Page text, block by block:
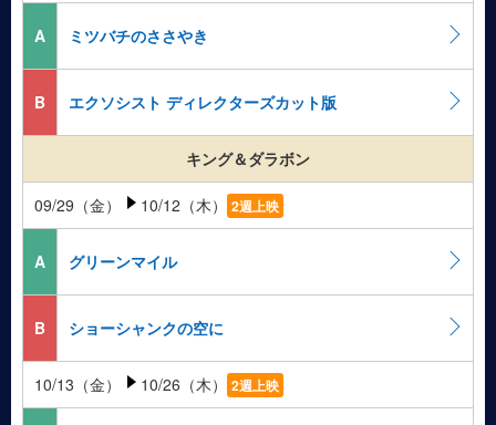
A ミツバチのささやき
B エクソシスト ディレクターズカット版
キング＆ダラボン
09/29（金） 10/12（木） 2週上映
A グリーンマイル
B ショーシャンクの空に
10/13（金） 10/26（木） 2週上映